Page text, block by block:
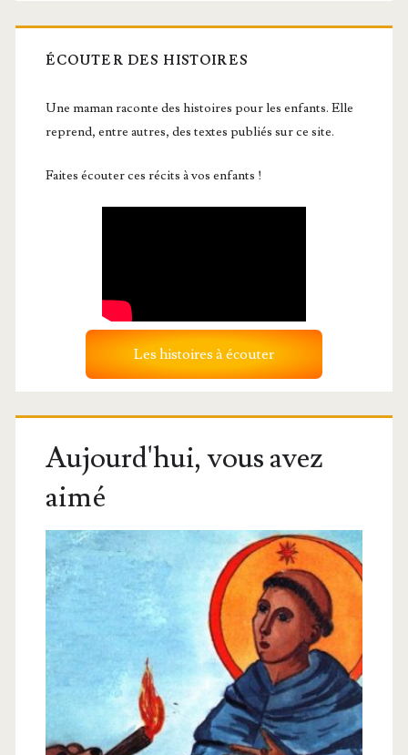
ÉCOUTER DES HISTOIRES
Une maman raconte des histoires pour les enfants. Elle
reprend, entre autres, des textes publiés sur ce site.
Faites écouter ces récits à vos enfants !
Les histoires à écouter
Aujourd'hui, vous avez
aimé